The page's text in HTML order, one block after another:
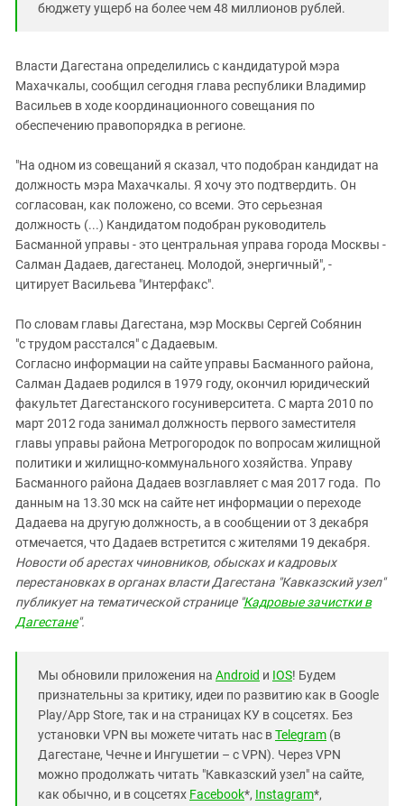
бюджету ущерб на более чем 48 миллионов рублей.
Власти Дагестана определились с кандидатурой мэра
Махачкалы, сообщил сегодня глава республики Владимир
Васильев в ходе координационного совещания по
обеспечению правопорядка в регионе.
"На одном из совещаний я сказал, что подобран кандидат на
должность мэра Махачкалы. Я хочу это подтвердить. Он
согласован, как положено, со всеми. Это серьезная
должность (...) Кандидатом подобран руководитель
Басманной управы - это центральная управа города Москвы -
Салман Дадаев, дагестанец. Молодой, энергичный", -
цитирует Васильева "Интерфакс".
По словам главы Дагестана, мэр Москвы Сергей Собянин
"с трудом расстался" с Дадаевым.
Согласно информации на сайте управы Басманного района,
Салман Дадаев родился в 1979 году, окончил юридический
факультет Дагестанского госуниверситета. С марта 2010 по
март 2012 года занимал должность первого заместителя
главы управы района Метрогородок по вопросам жилищной
политики и жилищно-коммунального хозяйства. Управу
Басманного района Дадаев возглавляет с мая 2017 года. По
данным на 13.30 мск на сайте нет информации о переходе
Дадаева на другую должность, а в сообщении от 3 декабря
отмечается, что Дадаев встретится с жителями 19 декабря.
Новости об арестах чиновников, обысках и кадровых
перестановках в органах власти Дагестана "Кавказский узел"
публикует на тематической странице "Кадровые зачистки в
Дагестане".
Мы обновили приложения на Android и IOS! Будем
признательны за критику, идеи по развитию как в Google
Play/App Store, так и на страницах КУ в соцсетях. Без
установки VPN вы можете читать нас вTelegram (в
Дагестане, Чечне и Ингушетии – с VPN). Через VPN
можно продолжать читать "Кавказский узел" на сайте,
как обычно, и в соцсетях Facebook*, Instagram*,